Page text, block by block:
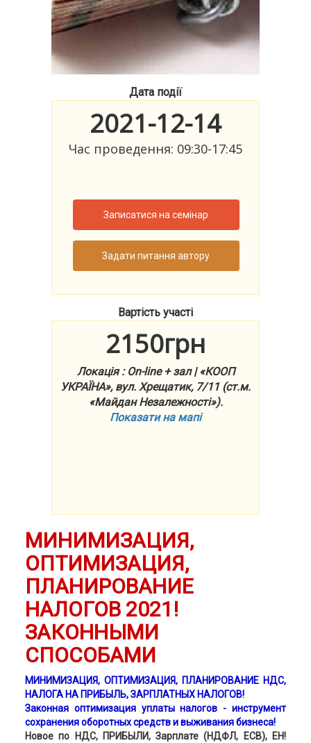
Дата події
2021-12-14
Час проведення: 09:30-17:45
Записатися на семінар
Задати питання автору
Вартість участі
2150грн
Локація : On-line + зал | «КООП
УКРАЇНА», вул. Хрещатик, 7/11 (ст.м.
«Майдан Незалежності»).
Показати на мапі
МИНИМИЗАЦИЯ,
ОПТИМИЗАЦИЯ,
ПЛАНИРОВАНИЕ
НАЛОГОВ 2021!
ЗАКОННЫМИ
СПОСОБАМИ
МИНИМИЗАЦИЯ, ОПТИМИЗАЦИЯ, ПЛАНИРОВАНИЕ НДС,
НАЛОГА НА ПРИБЫЛЬ, ЗАРПЛАТНЫХ НАЛОГОВ!
Законная оптимизация уплаты налогов - инструмент
сохранения оборотных средств и выживания бизнеса!
Новое по НДС, ПРИБЫЛИ, Зарплате (НДФЛ, ЕСВ), ЕН!